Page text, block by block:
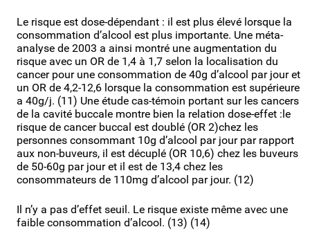
Le risque est dose-dépendant : il est plus élevé lorsque la
consommation d’alcool est plus importante. Une méta-
analyse de 2003 a ainsi montré une augmentation du
risque avec un OR de 1,4 à 1,7 selon la localisation du
cancer pour une consommation de 40g d’alcool par jour et
un OR de 4,2-12,6 lorsque la consommation est supérieure
a 40g/j. (11) Une étude cas-témoin portant sur les cancers
de la cavité buccale montre bien la relation dose-effet :le
risque de cancer buccal est doublé (OR 2)chez les
personnes consommant 10g d’alcool par jour par rapport
aux non-buveurs, il est décuplé (OR 10,6) chez les buveurs
de 50-60g par jour et il est de 13,4 chez les
consommateurs de 110mg d’alcool par jour. (12)
Il n’y a pas d’effet seuil. Le risque existe même avec une
faible consommation d’alcool. (13) (14)